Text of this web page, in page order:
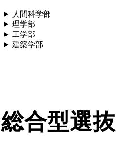
人間科学部
理学部
工学部
建築学部
総合型選抜